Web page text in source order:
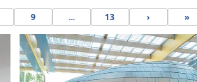
9 ... 13 › »